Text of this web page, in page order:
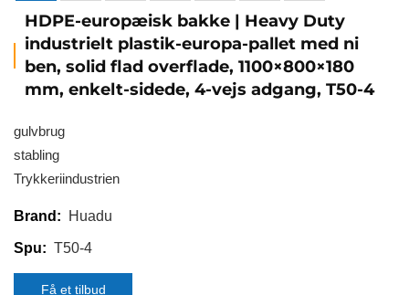
HDPE-europæisk bakke | Heavy Duty
industrielt plastik-europa-pallet med ni
ben, solid flad overflade, 1100×800×180
mm, enkelt-sidede, 4-vejs adgang, T50-4
gulvbrug
stabling
Trykkeriindustrien
Brand: Huadu
Spu: T50-4
Få et tilbud